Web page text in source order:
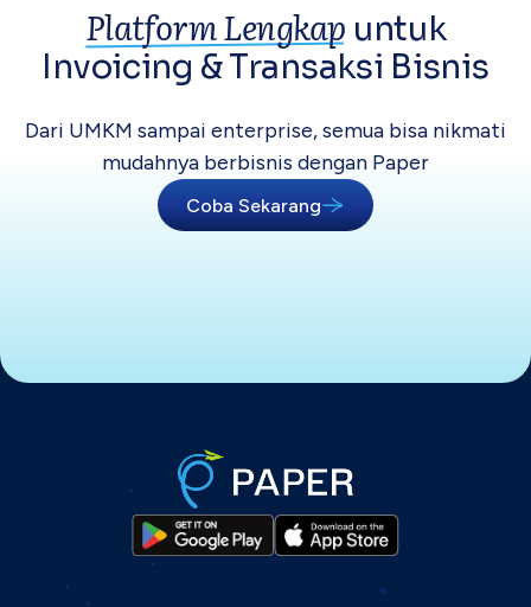
Platform Lengkap untuk
Invoicing &Transaksi Bisnis
Dari UMKM sampai enterprise, semua bisa nikmati
mudahnya berbisnis dengan Paper
Coba Sekarang